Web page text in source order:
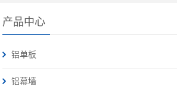
产品中心
铝单板
铝幕墙